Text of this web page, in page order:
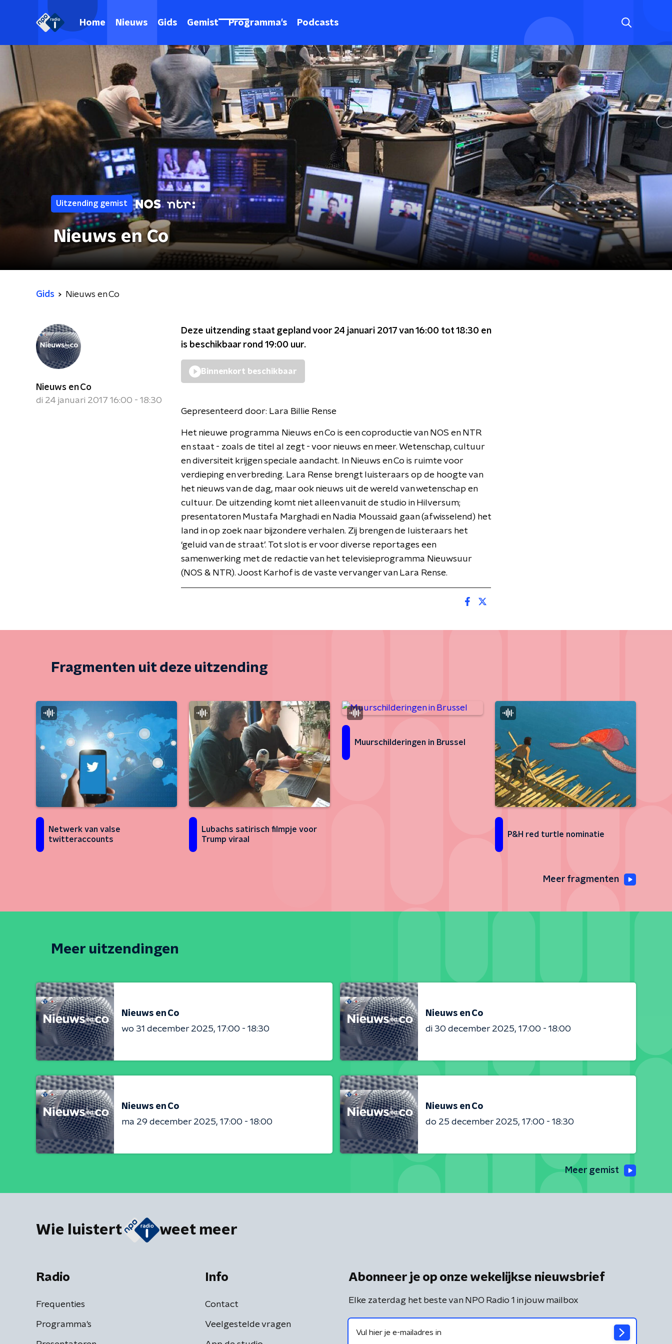
Home Nieuws Gids Gemist Programma's Podcasts
Uitzending gemist
Nieuws en Co
Gids Nieuws en Co
Nieuws en Co
di 24 januari 2017 16:00 - 18:30
Deze uitzending staat gepland voor 24 januari 2017 van 16:00 tot 18:30 en
is beschikbaar rond 19:00 uur.
Binnenkort beschikbaar
Gepresenteerd door: Lara Billie Rense
Het nieuwe programma Nieuws en Co is een coproductie van NOS en NTR
en staat - zoals de titel al zegt - voor nieuws en meer. Wetenschap, cultuur
en diversiteit krijgen speciale aandacht. In Nieuws en Co is ruimte voor
verdieping en verbreding. Lara Rense brengt luisteraars op de hoogte van
het nieuws van de dag, maar ook nieuws uit de wereld van wetenschap en
cultuur. De uitzending komt niet alleen vanuit de studio in Hilversum;
presentatoren Mustafa Marghadi en Nadia Moussaid gaan (afwisselend) het
land in op zoek naar bijzondere verhalen. Zij brengen de luisteraars het
‘geluid van de straat’. Tot slot is er voor diverse reportages een
samenwerking met de redactie van het televisieprogramma Nieuwsuur
(NOS & NTR). Joost Karhof is de vaste vervanger van Lara Rense.
Fragmenten uit deze uitzending
Netwerk van valse
twitteraccounts
Lubachs satirisch filmpje voor
Trump viraal
Muurschilderingen in Brussel
P&H red turtle nominatie
Meer fragmenten
Meer uitzendingen
Nieuws en Co
wo 31 december 2025 17:00 - 18:30
Nieuws en Co
di 30 december 2025 17:00 - 18:00
Nieuws en Co
ma 29 december 2025 17:00 - 18:00
Nieuws en Co
do 25 december 2025 17:00 - 18:30
Meer gemist
Wie luistert weet meer
Radio
Frequenties
Programma's
Info
Contact
Veelgestelde vragen
Abonneer je op onze wekelijkse nieuwsbrief
Elke zaterdag het beste van NPO Radio 1 in jouw mailbox